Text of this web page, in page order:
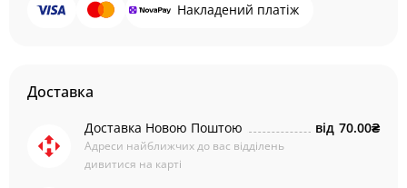
Накладений платіж
Доставка
Доставка Новою Поштою
Адреси найближчих до вас відділень
дивитися на карті
від 70.00₴